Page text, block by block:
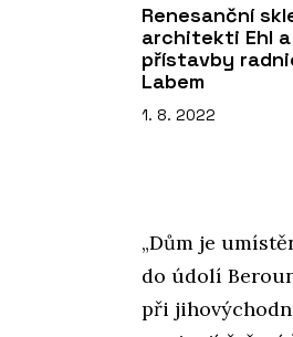
Renesanční
architekti Ehl a
přístavby
Labem
1. 8. 2022
„Dům je
do údolí
při